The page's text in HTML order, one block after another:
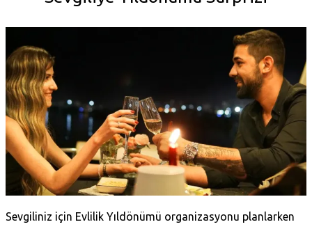
Sevgiliniz için Evlilik Yıldönümü organizasyonu planlarken